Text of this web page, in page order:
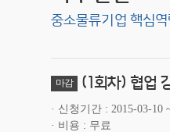
중소물류기업 핵심
마감 (1회차) 협업
신청기간
2015-03-10
비용
무료